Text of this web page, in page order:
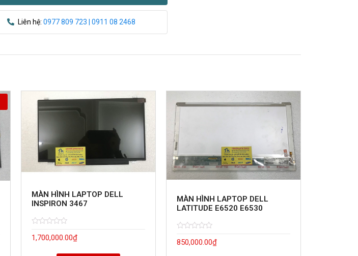
Liên hệ:0977 809 723 | 0911 08 2468
MÀN HÌNH LAPTOP DELL
INSPIRON 3467
01,700,000.00₫
MÀN HÌNH LAPTOP DELL
LATITUDE E6520 E6530
0
850,000.00₫